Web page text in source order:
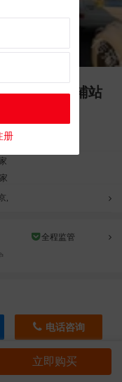
立即购买
站ETC进京辅站
,
全程监管
电话咨询
册